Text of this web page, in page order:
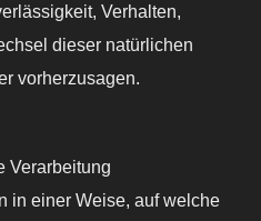
Verhalten,
dieser natürlichen
vorherzusagen.
Verarbeitung
in einer Weise, auf welche